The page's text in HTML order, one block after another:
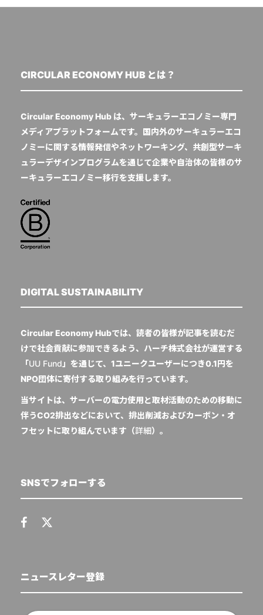
CIRCULAR ECONOMY HUB とは？
Circular Economy Hub は、サーキュラーエコノミー専門
メディアプラットフォームです。国内外のサーキュラーエコ
ノミーに関する情報発信やネットワーキング、共創型サーキ
ュラーデザインプログラムを通じて企業や自治体の皆様のサ
ーキュラーエコノミー移行を支援します。
DIGITAL SUSTAINABILITY
Circular Economy Hubでは、読者の皆様が記事を読むだ
けで社会貢献に参加できるよう、ハーチ株式会社が運営する
「UU Fund 」を通じて、1ユニークユーザーにつき0.1円を
NPO団体に寄付する取り組みを行っています。
当サイトは、サーバーの電力使用と取材活動のための移動に
伴うCO2排出などにおいて、排出削減およびカーボン・オ
フセットに取り組んでいます（詳細）。
SNSでフォローする
ニュースレター登録